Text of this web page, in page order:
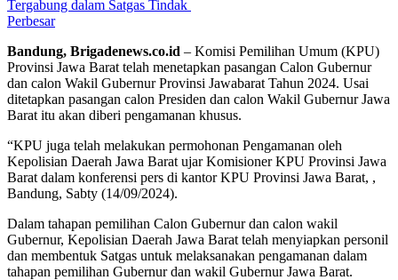
Perbesar
Bandung, Brigadenews.co.id – Komisi Pemilihan Umum (KPU)
Provinsi Jawa Barat telah menetapkan pasangan Calon Gubernur
dan calon Wakil Gubernur Provinsi Jawabarat Tahun 2024. Usai
ditetapkan pasangan calon Presiden dan calon Wakil Gubernur Jawa
Barat itu akan diberi pengamanan khusus.
“KPU juga telah melakukan permohonan Pengamanan oleh
Kepolisian Daerah Jawa Barat ujar Komisioner KPU Provinsi Jawa
Barat dalam konferensi pers di kantor KPU Provinsi Jawa Barat, ,
Bandung, Sabty (14/09/2024).
Dalam tahapan pemilihan Calon Gubernur dan calon wakil
Gubernur, Kepolisian Daerah Jawa Barat telah menyiapkan personil
dan membentuk Satgas untuk melaksanakan pengamanan dalam
tahapan pemilihan Gubernur dan wakil Gubernur Jawa Barat.